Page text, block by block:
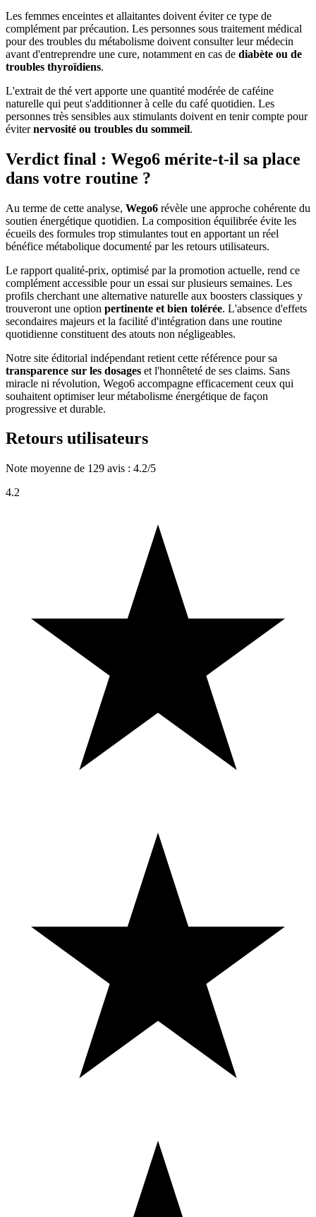
Les femmes enceintes et allaitantes doivent éviter ce type de
complément par précaution. Les personnes sous traitement médical
pour des troubles du métabolisme doivent consulter leur médecin
avant d'entreprendre une cure, notamment en cas de diabète ou de
troubles thyroïdiens.
L'extrait de thé vert apporte une quantité modérée de caféine
naturelle qui peut s'additionner à celle du café quotidien. Les
personnes très sensibles aux stimulants doivent en tenir compte pour
éviternervosité ou troubles du sommeil.
Verdict final : Wego6 mérite-t-il sa place
dans votre routine ?
Au terme de cette analyse, Wego6 révèle une approche cohérente du
soutien énergétique quotidien. La composition équilibrée évite les
écueils des formules trop stimulantes tout en apportant un réel
bénéfice métabolique documenté par les retours utilisateurs.
Le rapport qualité-prix, optimisé par la promotion actuelle, rend ce
complément accessible pour un essai sur plusieurs semaines. Les
profils cherchant une alternative naturelle aux boosters classiques y
trouveront une option pertinente et bien tolérée. L'absence d'effets
secondaires majeurs et la facilité d'intégration dans une routine
quotidienne constituent des atouts non négligeables.
Notre site éditorial indépendant retient cette référence pour sa
transparence sur les dosages et l'honnêteté de ses claims. Sans
miracle ni révolution, Wego6 accompagne efficacement ceux qui
souhaitent optimiser leur métabolisme énergétique de façon
progressive et durable.
Retours utilisateurs
Note moyenne de 129 avis : 4.2/5
4.2